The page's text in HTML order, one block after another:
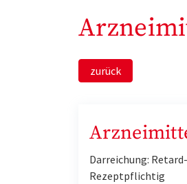
zurück
Darreichung:
Rezeptpflichtig